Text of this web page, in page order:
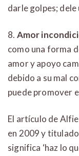
darle golpes; dele
8. Amor
como una forma
amor y apoyo
debido a su mal
puede promover
El artículo de
en 2009 y titulado
significa ‘haz lo